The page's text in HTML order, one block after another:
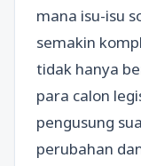
mana isu-isu
semakin
tidak hanya
para calon
pengusung
perubahan